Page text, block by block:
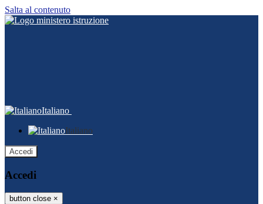
Salta al contenuto
Italiano
Italiano
Accedi
Accedi
button close ×